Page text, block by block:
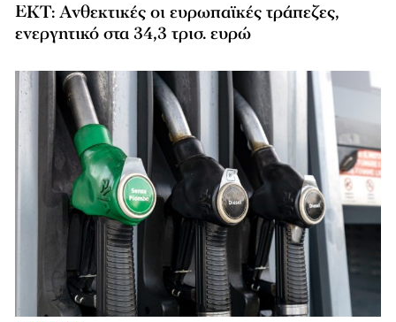
ΕΚΤ: Ανθεκτικές οι ευρωπαϊκές τράπεζες,
ενεργητικό στα 34,3 τρισ. ευρώ